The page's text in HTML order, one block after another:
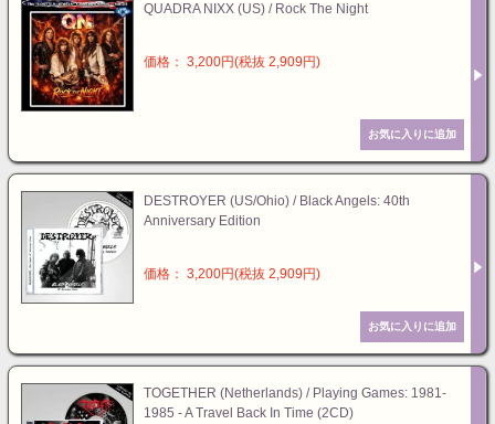
QUADRA NIXX (US) / Rock The Night
価格： 3,200円(税抜 2,909円)
DESTROYER (US/Ohio) / Black Angels: 40th
Anniversary Edition
価格： 3,200円(税抜 2,909円)
TOGETHER (Netherlands) / Playing Games: 1981-
1985 - A Travel Back In Time (2CD)